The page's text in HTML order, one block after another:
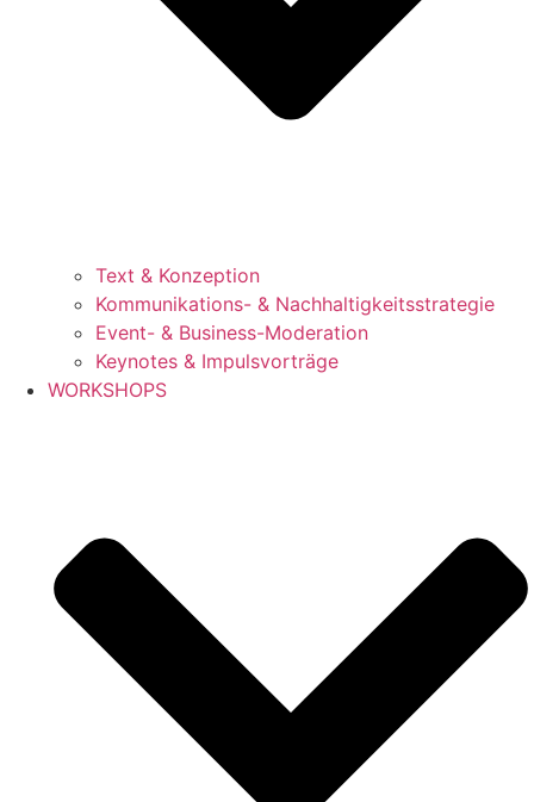
Text & Konzeption
Kommunikations- & Nachhaltigkeitsstrategie
Event- & Business-Moderation
Keynotes & Impulsvorträge
WORKSHOPS